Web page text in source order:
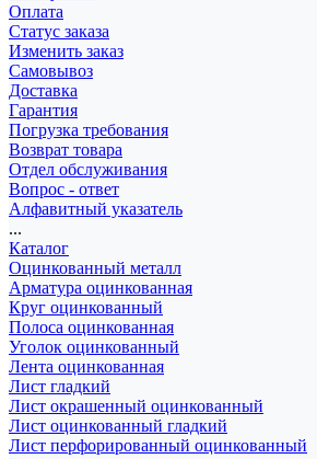
Оплата
Статус заказа
Изменить заказ
Самовывоз
Доставка
Гарантия
Погрузка требования
Возврат товара
Отдел обслуживания
Вопрос - ответ
Алфавитный указатель
...
Каталог
Оцинкованный металл
Арматура оцинкованная
Круг оцинкованный
Полоса оцинкованная
Уголок оцинкованный
Лента оцинкованная
Лист гладкий
Лист окрашенный оцинкованный
Лист оцинкованный гладкий
Лист перфорированный оцинкованный